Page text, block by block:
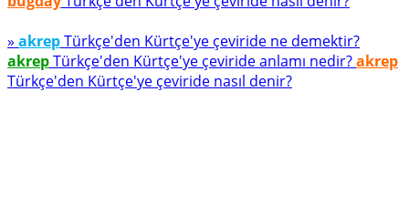
» akrepTürkçe'den Kürtçe'ye çeviride ne demektir?
akrepTürkçe'den Kürtçe'ye çeviride anlamı nedir?akrep
Türkçe'den Kürtçe'ye çeviride nasıl denir?